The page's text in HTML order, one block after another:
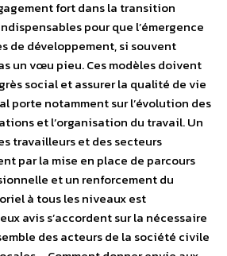
fort dans la transition
pour que l’émergence
de développement, si souvent
un vœu pieu. Ces modèles doivent
social et assurer la qualité de vie
porte notamment sur l’évolution des
et l’organisation du travail. Un
travailleurs et des secteurs
par la mise en place de parcours
et un renforcement du
à tous les niveaux est
avis s’accordent sur la nécessaire
des acteurs de la société civile